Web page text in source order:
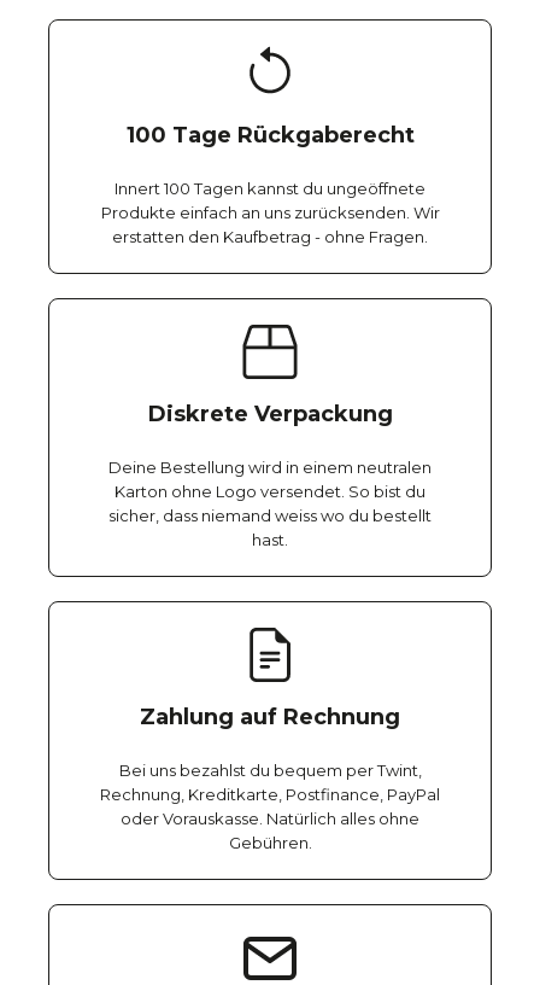
100 Tage Rückgaberecht
Innert 100 Tagen kannst du ungeöffnete
Produkte einfach an uns zurücksenden. Wir
erstatten den Kaufbetrag - ohne Fragen.
Diskrete Verpackung
Deine Bestellung wird in einem neutralen
Karton ohne Logo versendet. So bist du
sicher, dass niemand weiss wo du bestellt
hast.
Zahlung auf Rechnung
Bei uns bezahlst du bequem per Twint,
Rechnung, Kreditkarte, Postfinance, PayPal
oder Vorauskasse. Natürlich alles ohne
Gebühren.